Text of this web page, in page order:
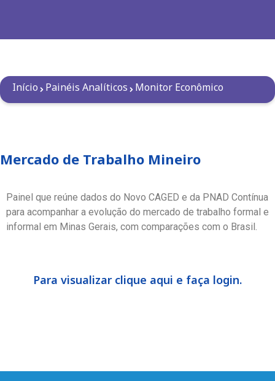
Início Painéis Analíticos Monitor Econômico
Mercado de Trabalho Mineiro
Painel que reúne dados do Novo CAGED e da PNAD Contínua
para acompanhar a evolução do mercado de trabalho formal e
informal em Minas Gerais, com comparações com o Brasil.
Para visualizar clique aqui e faça login.